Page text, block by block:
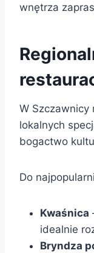
wnętrza
W Szczawnicy
lokalnych
bogactwo
Do
Kwaśnica
idealnie
Bryndza